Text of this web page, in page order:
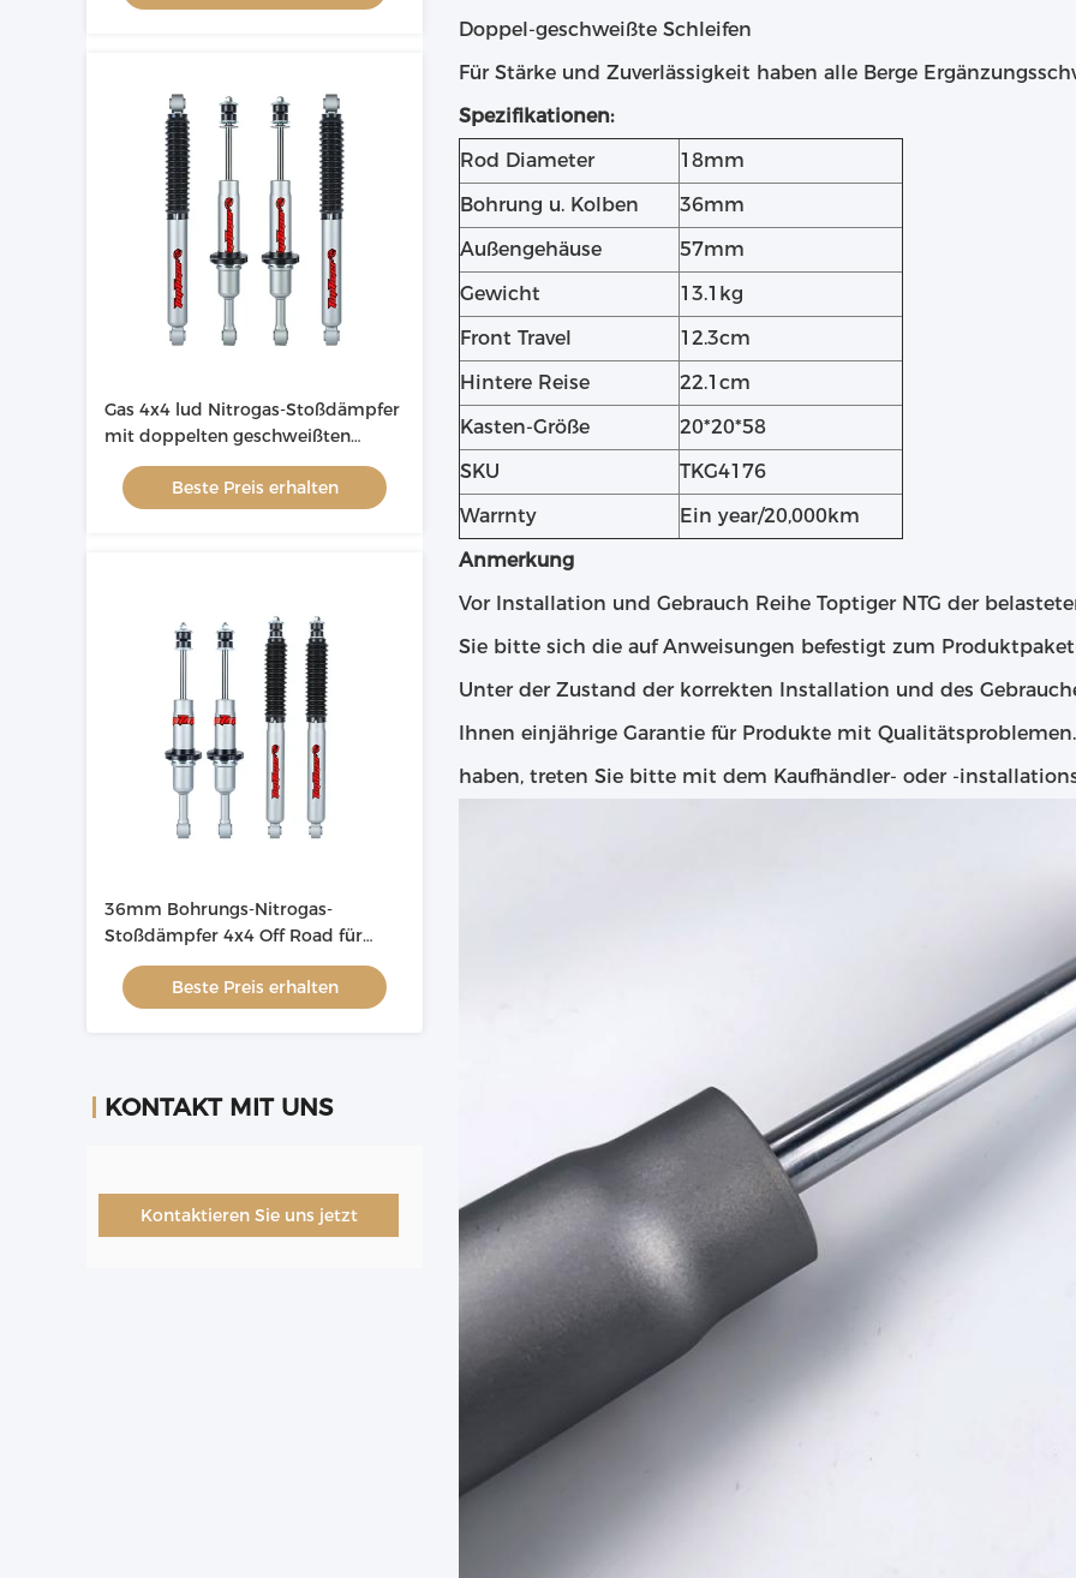
Gas 4x4 lud Nitrogas-Stoßdämpfer
mit doppelten geschweißten
Schleifen auf
Beste Preis erhalten
36mm Bohrungs-Nitrogas-
Stoßdämpfer 4x4 Off Road für
Automobil
Beste Preis erhalten
KONTAKT MIT UNS
Kontaktieren Sie uns jetzt
Doppel-geschweißte Schleifen
Für Stärke und Zuverlässigkeit haben alle Berge
Spezifikationen:
Rod Diameter
18mm
Bohrung u. Kolben
36mm
Außengehäuse
57mm
Gewicht
13.1kg
Front Travel
12.3cm
Hintere Reise
22.1cm
Kasten-Größe
20*20*58
SKU
TKG4176
Warrnty
Ein year/20,000km
Anmerkung
Vor Installation und Gebrauch Reihe Toptiger NTG der
Sie bitte sich die auf Anweisungen befestigt zum
Unter der Zustand der korrekten Installation und des
Ihnen einjährige Garantie für Produkte mit
haben, treten Sie bitte mit dem Kaufhändler- oder -